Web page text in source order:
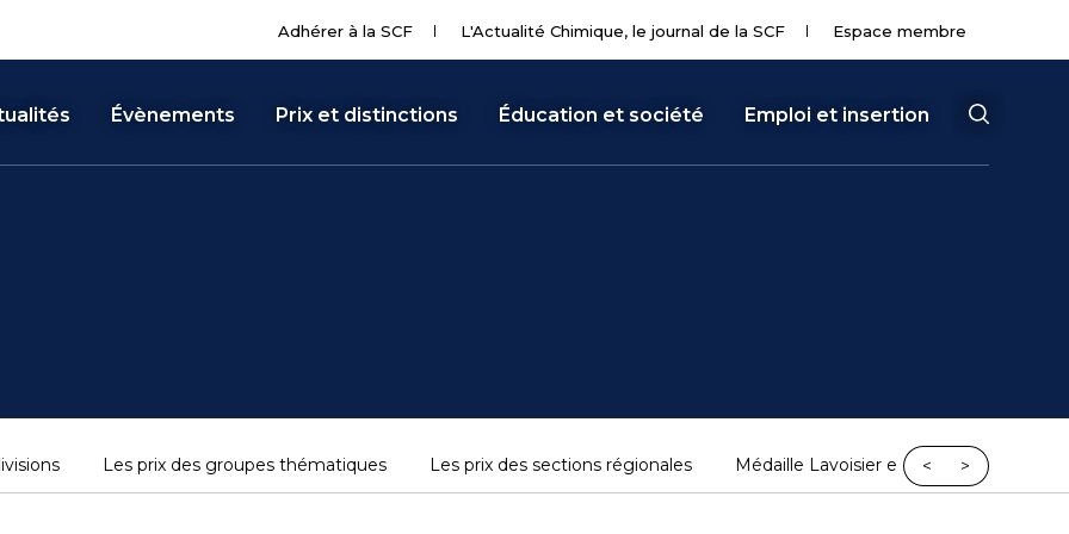
Adhérer à la SCF L'Actualité Chimique, le journal de la SCF Espace membre
Évènements Prix et distinctions Éducation et société Emploi et insertion
Les prix des groupes thématiques Les prix des sections régionales Médaille Lavoisier et médaille du
< >